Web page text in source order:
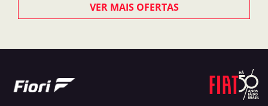
VER MAIS OFERTAS